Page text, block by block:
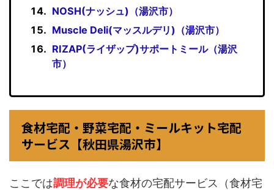
NOSH(ナッシュ)（湯沢市）
Muscle Deli(マッスルデリ)（湯沢市）
RIZAP(ライザップ)サポートミール（湯沢
市）
食材宅配・野菜宅配・ミールキット宅配
サービス【秋田県湯沢市】
ここでは調理が必要な食材の宅配サービス（食材宅